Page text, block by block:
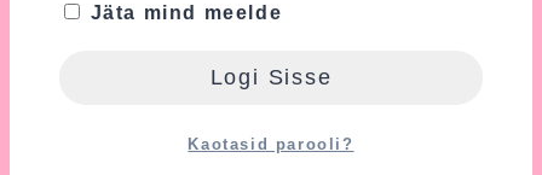
35 × 35 × 60 cm
Arvustused
Jäta mind meelde
Kaotasid parooli?